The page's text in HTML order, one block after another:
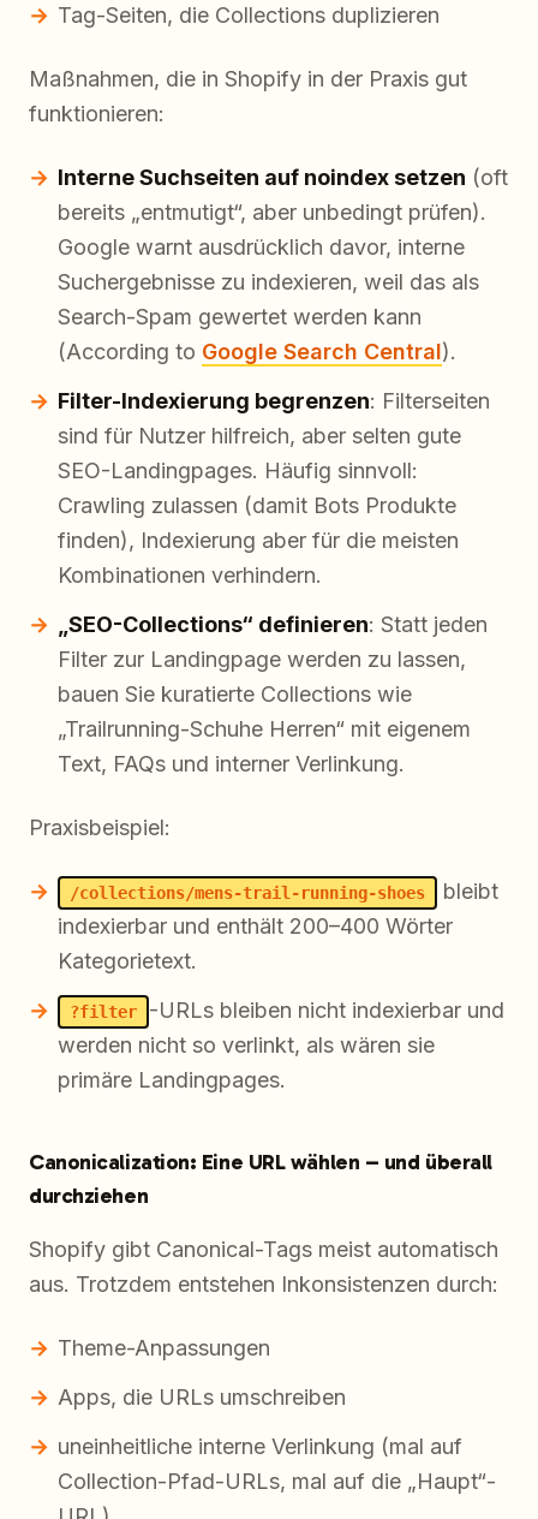
Tag-Seiten, die Collections duplizieren
Maßnahmen, die in Shopify in der Praxis gut
funktionieren:
Interne Suchseiten auf noindex setzen (oft
bereits „entmutigt“, aber unbedingt prüfen).
Google warnt ausdrücklich davor, interne
Suchergebnisse zu indexieren, weil das als
Search-Spam gewertet werden kann
(According to Google Search Central).
Filter-Indexierung begrenzen: Filterseiten
sind für Nutzer hilfreich, aber selten gute
SEO-Landingpages. Häufig sinnvoll:
Crawling zulassen (damit Bots Produkte
finden), Indexierung aber für die meisten
Kombinationen verhindern.
„SEO-Collections“ definieren: Statt jeden
Filter zur Landingpage werden zu lassen,
bauen Sie kuratierte Collections wie
„Trailrunning-Schuhe Herren“ mit eigenem
Text, FAQs und interner Verlinkung.
Praxisbeispiel:
/collections/mens-trail-running-shoes
bleibt
indexierbar und enthält 200–400 Wörter
Kategorietext.
?filter
-URLs bleiben nicht indexierbar und
werden nicht so verlinkt, als wären sie
primäre Landingpages.
Canonicalization: Eine URL wählen – und überall
durchziehen
Shopify gibt Canonical-Tags meist automatisch
aus. Trotzdem entstehen Inkonsistenzen durch:
Theme-Anpassungen
Apps, die URLs umschreiben
uneinheitliche interne Verlinkung (mal auf
Collection-Pfad-URLs, mal auf die „Haupt“-